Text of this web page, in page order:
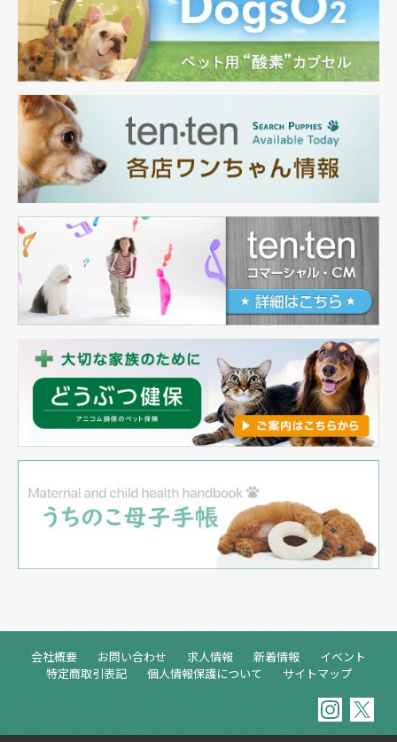
会社概要 お問い合わせ 求人情報 新着情報
イベント
特定商取引表記
個人情報保護について サイトマップ